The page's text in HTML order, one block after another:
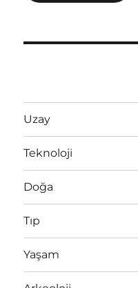
Uzay
Teknoloji
Doğa
Tıp
Yaşam